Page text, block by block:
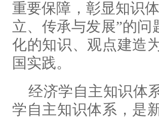
重要保障，彰显知识
立、传承与发展”的问
化的知识、观点建造
国实践。
经济学自主知识体
学自主知识体系，是